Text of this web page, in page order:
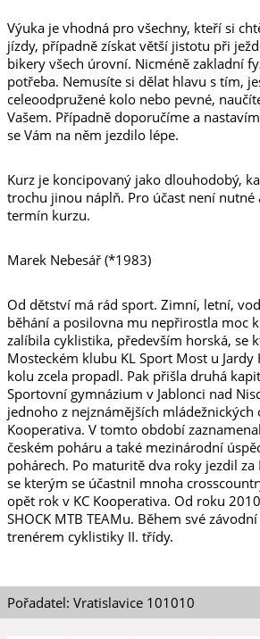
Výuka je vhodná pro všechny, kteří si
jízdy, případně získat větší jistotu při
bikery všech úrovní. Nicméně zakladní
potřeba. Nemusíte si dělat hlavu s tím,
celeoodpružené kolo nebo pevné,
Vašem. Případně doporučíme a
se Vám na něm jezdilo lépe.
Kurz je koncipovaný jako dlouhodobý,
trochu jinou náplň. Pro účast není
termín kurzu.
Marek Nebesář (*1983)
Od dětství má rád sport. Zimní, letní,
běhání a posilovna mu nepřirostla moc
zalíbila cyklistika, především horská, se
Mosteckém klubu KL Sport Most u
kolu zcela propadl. Pak přišla druhá
Sportovní gymnázium v Jablonci nad
jednoho z nejznámějších mládežnických
Kooperativa. V tomto období
českém poháru a také mezinárodní
pohárech. Po maturitě dva roky jezdil za
se kterým se účastnil mnoha
opět rok v KC Kooperativa. Od roku
SHOCK MTB TEAMu. Během své
trenérem cyklistiky II. třídy.
Pořadatel: Vratislavice 101010